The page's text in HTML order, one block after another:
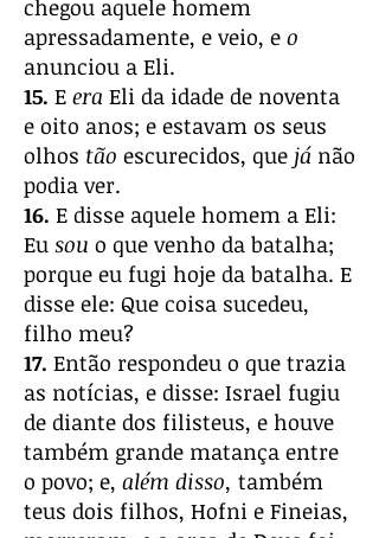
chegou aquele homem
apressadamente, e veio, e o
anunciou a Eli.
15. E era Eli da idade de noventa
e oito anos; e estavam os seus
olhos tão escurecidos, que já não
podia ver.
16. E disse aquele homem a Eli:
Eu sou o que venho da batalha;
porque eu fugi hoje da batalha. E
disse ele: Que coisa sucedeu,
filho meu?
17. Então respondeu o que trazia
as notícias, e disse: Israel fugiu
de diante dos filisteus, e houve
também grande matança entre
o povo; e, além disso, também
teus dois filhos, Hofni e Fineias,